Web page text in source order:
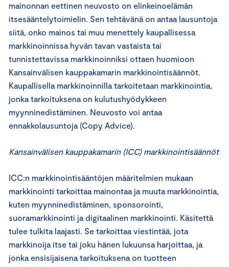
mainonnan eettinen neuvosto on elinkeinoelämän
itsesääntelytoimielin. Sen tehtävänä on antaa lausuntoja
siitä, onko mainos tai muu menettely kaupallisessa
markkinoinnissa hyvän tavan vastaista tai
tunnistettavissa markkinoinniksi ottaen huomioon
Kansainvälisen kauppakamarin markkinointisäännöt.
Kaupallisella markkinoinnilla tarkoitetaan markkinointia,
jonka tarkoituksena on kulutushyödykkeen
myynninedistäminen. Neuvosto voi antaa
ennakkolausuntoja (Copy Advice).
Kansainvälisen kauppakamarin (ICC) markkinointisäännöt
ICC:n markkinointisääntöjen määritelmien mukaan
markkinointi tarkoittaa mainontaa ja muuta markkinointia,
kuten myynninedistäminen, sponsorointi,
suoramarkkinointi ja digitaalinen markkinointi. Käsitettä
tulee tulkita laajasti. Se tarkoittaa viestintää, jota
markkinoija itse tai joku hänen lukuunsa harjoittaa, ja
jonka ensisijaisena tarkoituksena on tuotteen